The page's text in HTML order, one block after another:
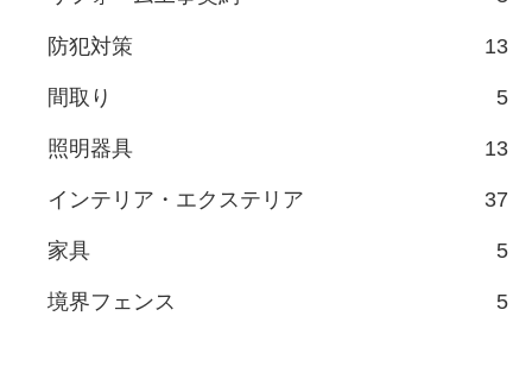
防犯対策 13
間取り 5
照明器具 13
インテリア・エクステリア 37
家具 5
境界フェンス 5